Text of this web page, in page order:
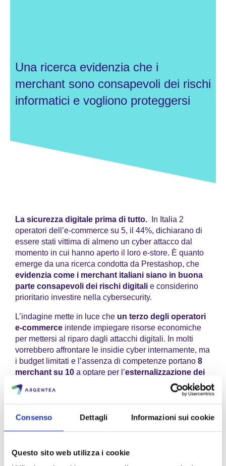
Consenso Dettagli Informazioni sui cookie
Questo sito web utilizza i cookie
Una ricerca evidenzia che i
merchant sono consapevoli dei rischi
informatici e vogliono proteggersi
La sicurezza digitale prima di tutto.
In Italia 2
operatori dell’e-commerce su 5, il 44%, dichiarano di
essere stati vittima di almeno un cyber attacco dal
momento in cui hanno aperto il loro e-store. È quanto
emerge da una ricerca condotta da Prestashop, che
evidenzia come i merchant italiani siano in buona
parte consapevoli dei rischi digitali e considerino
prioritario investire nella cybersecurity.
L’indagine mette in luce che un terzo degli operatori
e-commerce intende impiegare risorse economiche
per mettersi al riparo dagli attacchi digitali. In molti
vorrebbero affrontare le insidie cyber internamente, ma
i budget limitati e l’assenza di competenze portano 8
merchant su 10 a optare per l’esternalizzazione dei
servizi di protezione e sicurezza
Fortunatamente, per la maggior parte degli operatori e-
commerce italiani, le perdite finanziarie dovute agli
attacchi cyber non sono state ingenti. Tuttavia, diversi
la tutela dei dati personali (80%)